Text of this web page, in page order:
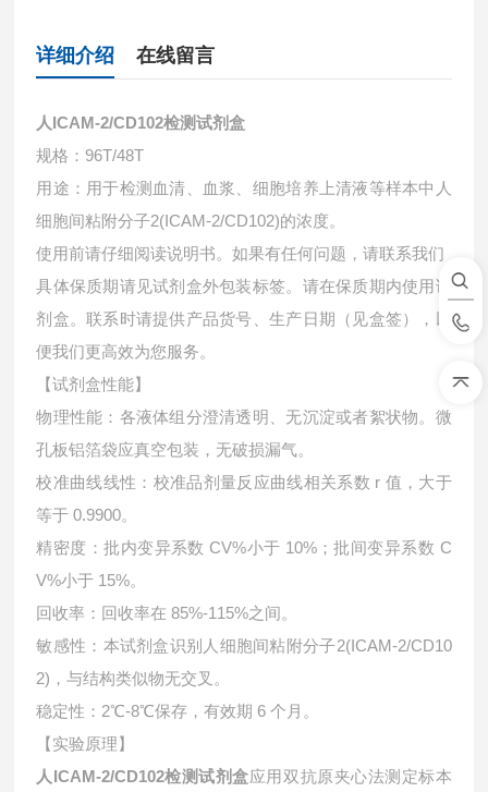
详细介绍 在线留言
人ICAM-2/CD102检测试剂盒
规格：96T/48T
用途：用于检测血清、血浆、细胞培养上清液等样本中 人
细胞间粘附分子2(ICAM-2/CD102)的浓度。
使用前请仔细阅读说明书。如果有任何问题，请联系我们
具体保质期请见试剂盒外包装标签。请在保质期内使用试
剂盒。联系时请提供产品货号、生产日期（见盒签），以
便我们更高效为您服务。
【试剂盒性能】
物理性能：各液体组分澄清透明、无沉淀或者絮状物。微
孔板铝箔袋应真空包装，无破损漏气。
校准曲线线性：校准品剂量反应曲线相关系数 r 值，大于
等于 0.9900。
精密度：批内变异系数 CV%小于 10%；批间变异系数 C
V%小于 15%。
回收率：回收率在 85%-115%之间。
敏感性：本试剂盒识别人细胞间粘附分子2(ICAM-2/CD10
2)，与结构类似物无交叉。
稳定性：2℃-8℃保存，有效期 6 个月。
【实验原理】
人ICAM-2/CD102检测试剂盒应用双抗原夹心法测定标本